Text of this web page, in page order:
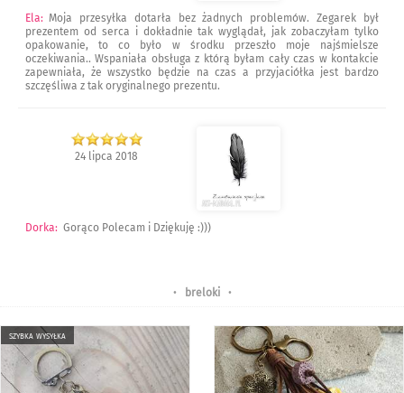
Ela: Moja przesyłka dotarła bez żadnych problemów. Zegarek był
prezentem od serca i dokładnie tak wyglądał, jak zobaczyłam tylko
opakowanie, to co było w środku przeszło moje najśmielsze
oczekiwania.. Wspaniała obsługa z którą byłam cały czas w kontakcie
zapewniała, że wszystko będzie na czas a przyjaciółka jest bardzo
szczęśliwa z tak oryginalnego prezentu.
24 lipca 2018
Dorka: Gorąco Polecam i Dziękuję :)))
• breloki•
szybka wysyłka